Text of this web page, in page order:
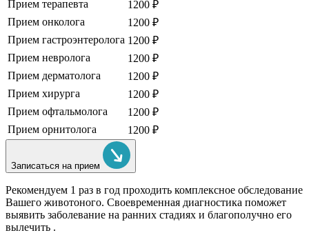
Прием терапевта
1200 ₽
Прием онколога
1200 ₽
Прием гастроэнтеролога 1200 ₽
Прием невролога
1200 ₽
Прием дерматолога
1200 ₽
Прием хирурга
1200 ₽
Прием офтальмолога
1200 ₽
Прием орнитолога
1200 ₽
Записаться на прием
Рекомендуем 1 раз в год проходить комплексное обследование
Вашего животоного. Своевременная диагностика поможет
выявить заболевание на ранних стадиях и благополучно его
вылечить .